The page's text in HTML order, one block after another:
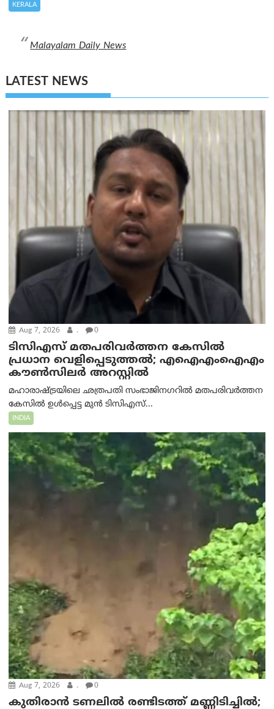
KERALA
Malayalam Daily News
LATEST NEWS
Aug 7, 2026 . 0
ടിസിഎസ് മതപരിവർത്തന കേസിൽ
പ്രധാന വെളിപ്പെടുത്തൽ; എഐഎംഐഎം
കൗൺസിലർ അറസ്റ്റിൽ
മഹാരാഷ്ട്രയിലെ ഛത്രപതി സംഭാജിനഗറിൽ മതപരിവർത്തന
കേസിൽ ഉൾപ്പെട്ട മുൻ ടിസിഎസ്...
INDIA
Aug 7, 2026 . 0
കുതിരാൻ ടണലിൽ രണ്ടിടത്ത് മണ്ണിടിച്ചിൽ;